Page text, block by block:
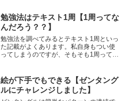
勉強法はテキスト1周【1周ってな
んだろう？？】
勉強法を調べてみるとテキスト1周といっ
た記載がよくあります。私自身もつい使
ってしまうのですが、そもそも1周ってど
てみました。気になっていた方、是非ご
覧ください。
絵が下手でもできる【ゼンタング
ルにチャレンジしました】